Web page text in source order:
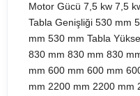
Motor Gücü 7,5 kw 7,5
Tabla Genişliği 530 mm
mm 530 mm Tabla
830 mm 830 mm 830
mm 600 mm 600 mm
mm 2200 mm 2200 mm